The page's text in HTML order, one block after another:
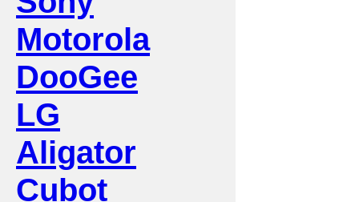
Motorola
DooGee
LG
Aligator
Cubot